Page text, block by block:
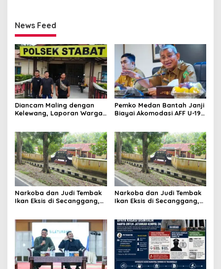
News Feed
Diancam Maling dengan
Kelewang, Laporan Warga
Pemko Medan Bantah Janji
Biayai Akomodasi AFF U-19,
Narkoba dan Judi Tembak
Ikan Eksis di Secanggang,
Narkoba dan Judi Tembak
Ikan Eksis di Secanggang,